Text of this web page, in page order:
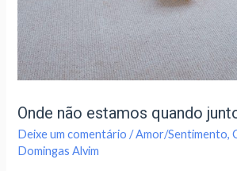
Onde não estamos quando
Deixe um comentário /Amor/Sentimento,
Domingas Alvim